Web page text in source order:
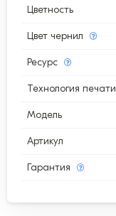
Цветность
Цвет чернил
Ресурс
Технология печати
Модель
Артикул
Гарантия